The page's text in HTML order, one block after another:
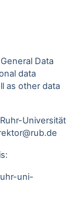
Data
data
as other data
Universität
uni-